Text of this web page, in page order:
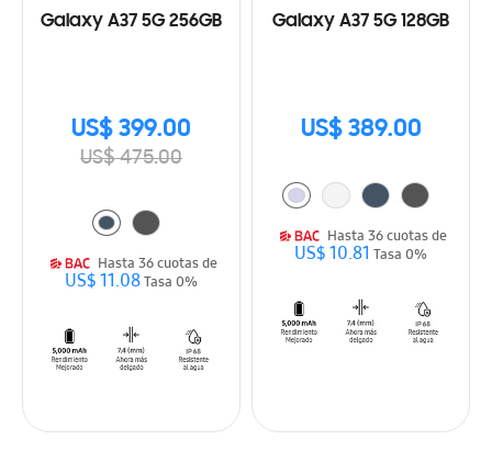
Galaxy A37 5G 256GB
US$ 399.00
US$ 475.00
Hasta 36 cuotas de
US$ 11.08Tasa 0%
Galaxy A37 5G 128GB
US$ 389.00
Hasta 36 cuotas de
US$ 10.81 Tasa 0%